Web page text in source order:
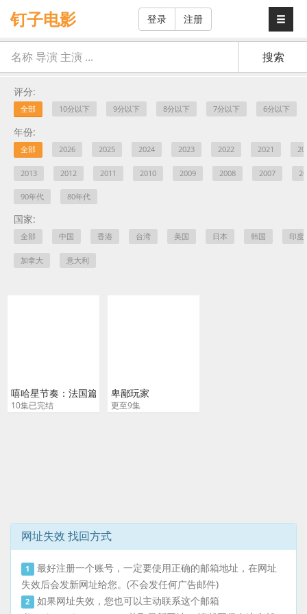
钉子电影 登录 注册
评分:
全部 10分以下 9分以下 8分以下 7分以下 6分以下
年份:
全部 2026 2025 2024 2023 2022 2021
2013 2012 2011 2010 2009 2008 2007
90年代 80年代
国家:
全部 中国 香港 台湾 美国 日本 韩国 印度
加拿大 意大利
嘻哈星节奏：法国篇 第三季
10集已完结
卑鄙玩家
更至9集
网址失效 找回方式
1 最好注册一个账号，一定要使用正确的邮箱地址，在网址
失效后会发新网址给您。(不会发任何广告邮件)
2 如果网址失效，您也可以主动联系这个邮箱